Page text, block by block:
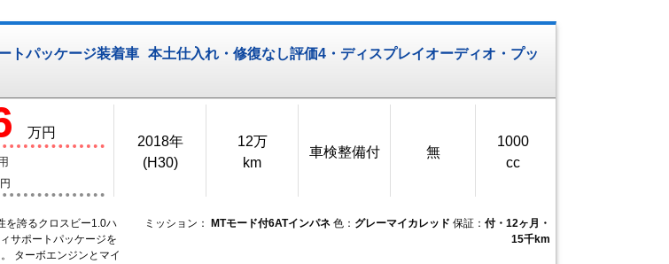
トパッケージ装着車 本土仕入れ・修復なし評価4・ディスプレイオーディオ・プッ
万円
2018年
(H30)
12万
km
車検整備付 無
1000
cc
を誇るクロスビー1.0ハ
サポートパッケージを
ターボエンジンとマイ
ミッション： MTモード付6ATインパネ 色： グレーマイカレッド 保証： 付・12ヶ月・
15千km